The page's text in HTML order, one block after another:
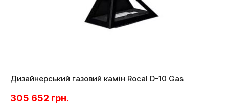
Дизайнерський газовий камін Rocal D-10 Gas
305 652 грн.